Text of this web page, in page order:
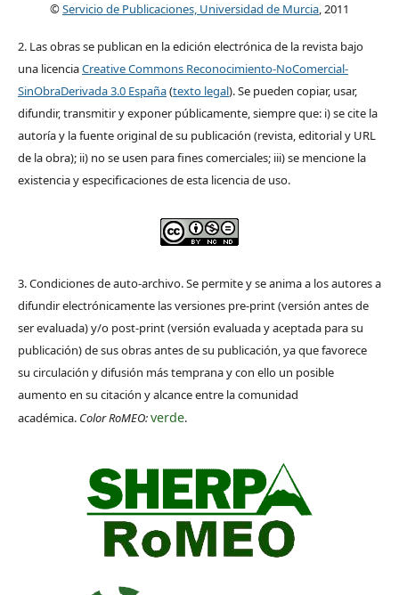
©Servicio de Publicaciones, Universidad de Murcia, 2011
2. Las obras se publican en la edición electrónica de la revista bajo
una licenciaCreative Commons Reconocimiento-NoComercial-
SinObraDerivada 3.0 España(texto legal). Se pueden copiar, usar,
difundir, transmitir y exponer públicamente, siempre que: i) se cite la
autoría y la fuente original de su publicación (revista, editorial y URL
de la obra); ii) no se usen para fines comerciales; iii) se mencione la
existencia y especificaciones de esta licencia de uso.
3. Condiciones de auto-archivo. Se permite y se anima a los autores a
difundir electrónicamente las versiones pre-print (versión antes de
ser evaluada) y/o post-print (versión evaluada y aceptada para su
publicación) de sus obras antes de su publicación, ya que favorece
su circulación y difusión más temprana y con ello un posible
aumento en su citación y alcance entre la comunidad
académica. Color RoMEO:verde.